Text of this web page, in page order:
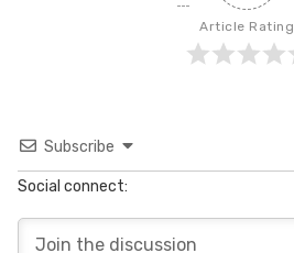
Article Rating
Subscribe
Social connect: